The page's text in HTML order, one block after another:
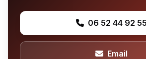
06 52 44 92 55
Email